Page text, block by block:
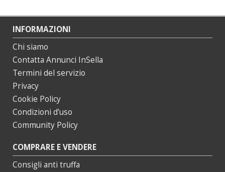
INFORMAZIONI
Chi siamo
Contatta Annunci InSella
Termini del servizio
Privacy
Cookie Policy
Condizioni d’uso
Community Policy
COMPRARE E VENDERE
Consigli anti truffa